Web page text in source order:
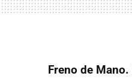
Freno de Mano.